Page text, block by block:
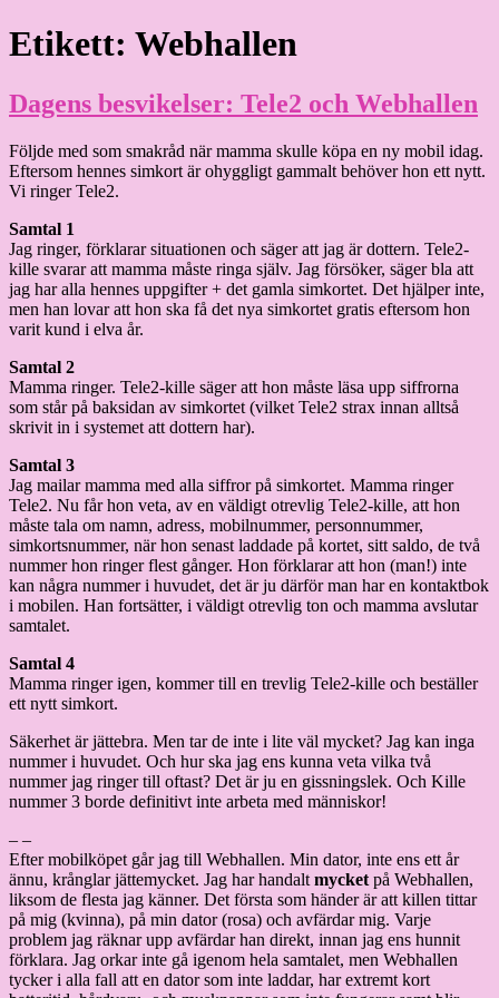
Hoppa
till
Granding.nu
Etikett: Webhallen
Dagens besvikelser: Tele2 och Webhallen
Följde med som smakråd när mamma skulle köpa en ny mobil idag.
Eftersom hennes simkort är ohyggligt gammalt behöver hon ett nytt.
Vi ringer Tele2.
Samtal 1
Jag ringer, förklarar situationen och säger att jag är dottern. Tele2-
kille svarar att mamma måste ringa själv. Jag försöker, säger bla att
jag har alla hennes uppgifter + det gamla simkortet. Det hjälper inte,
men han lovar att hon ska få det nya simkortet gratis eftersom hon
varit kund i elva år.
Samtal 2
Mamma ringer. Tele2-kille säger att hon måste läsa upp siffrorna
som står på baksidan av simkortet (vilket Tele2 strax innan alltså
skrivit in i systemet att dottern har).
Samtal 3
Jag mailar mamma med alla siffror på simkortet. Mamma ringer
Tele2. Nu får hon veta, av en väldigt otrevlig Tele2-kille, att hon
måste tala om namn, adress, mobilnummer, personnummer,
simkortsnummer, när hon senast laddade på kortet, sitt saldo, de två
nummer hon ringer flest gånger. Hon förklarar att hon (man!) inte
kan några nummer i huvudet, det är ju därför man har en kontaktbok
i mobilen. Han fortsätter, i väldigt otrevlig ton och mamma avslutar
samtalet.
Samtal 4
Mamma ringer igen, kommer till en trevlig Tele2-kille och beställer
ett nytt simkort.
Säkerhet är jättebra. Men tar de inte i lite väl mycket? Jag kan inga
nummer i huvudet. Och hur ska jag ens kunna veta vilka två
nummer jag ringer till oftast? Det är ju en gissningslek. Och Kille
nummer 3 borde definitivt inte arbeta med människor!
– –
Efter mobilköpet går jag till Webhallen. Min dator, inte ens ett år
ännu, krånglar jättemycket. Jag har handalt mycket på Webhallen,
liksom de flesta jag känner. Det första som händer är att killen tittar
på mig (kvinna), på min dator (rosa) och avfärdar mig. Varje
problem jag räknar upp avfärdar han direkt, innan jag ens hunnit
förklara. Jag orkar inte gå igenom hela samtalet, men Webhallen
tycker i alla fall att en dator som inte laddar, har extremt kort